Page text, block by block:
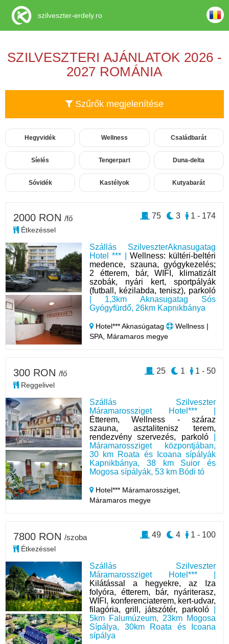
SZILVESZTERI AJÁNLATOK 2026 -
2027 ROMÁNIA
Szűrők megjelenítése
Hegyvidék Wellness Családbarát
Síelés Tengerpart Duna-delta
Sóvidék Kastélyok Kutyabarát
Szállás SzilveszterAknasugatag
Hotel *** | Wellness: kültéri-beltéri
medence, szauna, gyógykezelés;
2 étterem, bár, WIFI, klimatizált
szobák, nyári kert, sportpályák
(futball, kézilabda, tenisz), parkoló
| 1,3km Aknasugatag Sós
Gyógyfürdő, 26km Kapnikbánya
Hotel*** Aknasúgatag
Wellness |
SPA, Máramaros megye
2000 RON /fő
Étkezéssel
1 - 174
3
75
Szállás Szilveszter
Máramarossziget Hotel*** |
Étterem, Wellness - száraz
szauna, asztalitenisz terem,
rendezvény szervezés, parkoló|
Máramarossziget központjában,
30 km Roata és Icoana sípályák
Kapnikbánya, 38 km Suior és
Mogosa sípályák, 53 km Bódi tó
Hotel*** Máramarossziget,
Máramaros megye
300 RON /fő
Reggelivel
1 - 50
1
25
Szállás Szilveszter
Máramarossziget Hotel*** |
Kilátással a hegyekre, az Iza
folyóra, étterem, bár, nyáriterasz,
WIFI, konferenciaterem, kert-udvar,
filagória, grill, játszótér, parkoló
5km Falumúzeum, 23km Mogosa
Sípálya, 30km Roata és Icoana
sípálya
7800 RON /szoba
Étkezéssel
1 - 100
4
49
szilveszter-erdely.ro